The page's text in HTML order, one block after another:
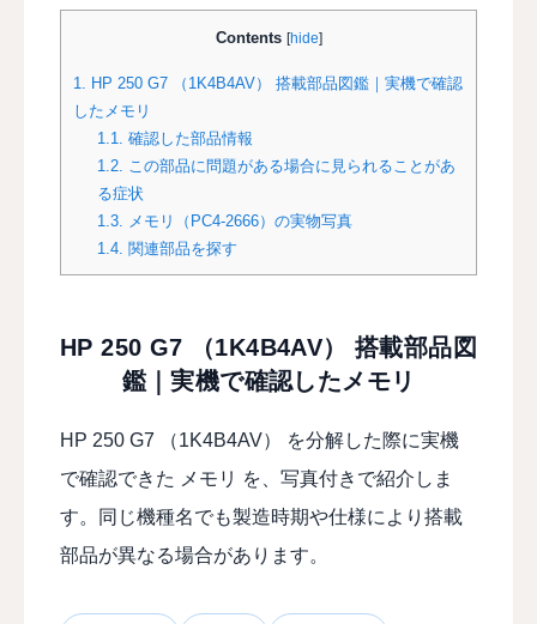
Contents [hide]
1. HP 250 G7 （1K4B4AV） 搭載部品図鑑｜実機で確認
したメモリ
1.1. 確認した部品情報
1.2. この部品に問題がある場合に見られることがあ
る症状
1.3. メモリ（PC4-2666）の実物写真
1.4. 関連部品を探す
HP 250 G7 （1K4B4AV） 搭載部品図
鑑｜実機で確認したメモリ
HP 250 G7 （1K4B4AV） を分解した際に実機
で確認できた メモリ を、写真付きで紹介しま
す。同じ機種名でも製造時期や仕様により搭載
部品が異なる場合があります。